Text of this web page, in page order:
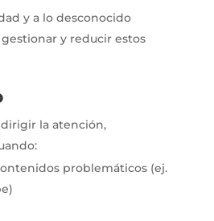
y a lo desconocido
y reducir estos
la atención,
problemáticos (ej.